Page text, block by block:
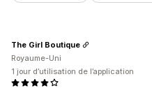
The Girl Boutique
Royaume-Uni
1 jour d’utilisation de l’application